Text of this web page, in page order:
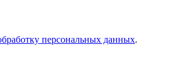
персональных данных.